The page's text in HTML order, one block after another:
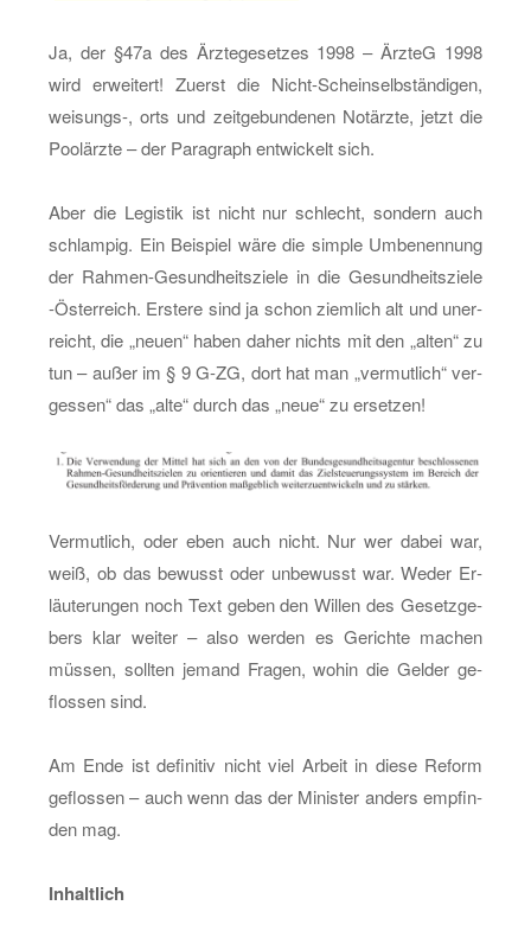
Ja, der §47a des Ärz­te­ge­set­zes 1998 – Ärz­teG 1998
wird er­wei­tert! Zu­erst die Nicht-Schein­selb­stän­di­gen,
wei­sungs-, orts und zeit­ge­bun­de­nen Not­ärz­te, jetzt die
Poo­l­ärz­te – der Pa­ra­graph ent­wi­ckelt sich.
Aber die Le­gis­tik ist nicht nur schlecht, son­dern auch
schlam­pig. Ein Bei­spiel wäre die sim­ple Um­be­nen­nung
der Rah­men-Ge­sund­heits­zie­le in die Ge­sund­heits­zie­le
-Ös­ter­reich. Ers­te­re sind ja schon ziem­lich alt und un­er­
reicht, die „neuen“ haben daher nichts mit den „alten“ zu
tun – außer im § 9 G-ZG, dort hat man „ver­mut­lich“ ver­
ges­sen“ das „alte“ durch das „neue“ zu er­set­zen!
Ver­mut­lich, oder eben auch nicht. Nur wer dabei war,
weiß, ob das be­wusst oder un­be­wusst war. Weder Er­
läu­te­run­gen noch Text geben den Wil­len des Ge­setz­ge­
bers klar wei­ter – also wer­den es Ge­rich­te ma­chen
müs­sen, soll­ten je­mand Fra­gen, wohin die Gel­der ge­
flos­sen sind.
Am Ende ist de­fi­ni­tiv nicht viel Ar­beit in diese Re­form
ge­flos­sen – auch wenn das der Mi­nis­ter an­ders emp­fin­
den mag.
In­halt­lich